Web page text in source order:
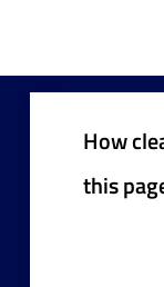
How
this